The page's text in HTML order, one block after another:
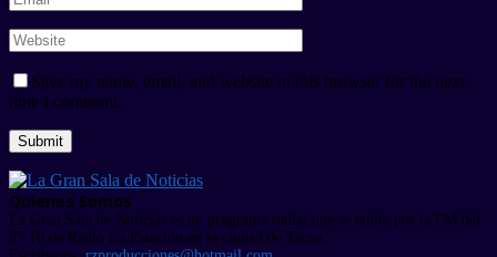
Save my name, email, and website in this browser for the next
time I comment.
Quienes Somos
La Gran Sala de Noticias es un programa radial que se emite por la FM del
97.10 de Radio La Estación en la ciudad de Tacna.